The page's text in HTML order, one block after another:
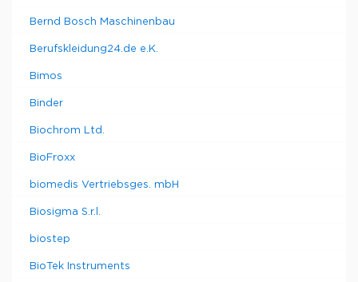
Bernd Bosch Maschinenbau
Berufskleidung24.de e.K.
Bimos
Binder
Biochrom Ltd.
BioFroxx
biomedis Vertriebsges. mbH
Biosigma S.r.l.
biostep
BioTek Instruments